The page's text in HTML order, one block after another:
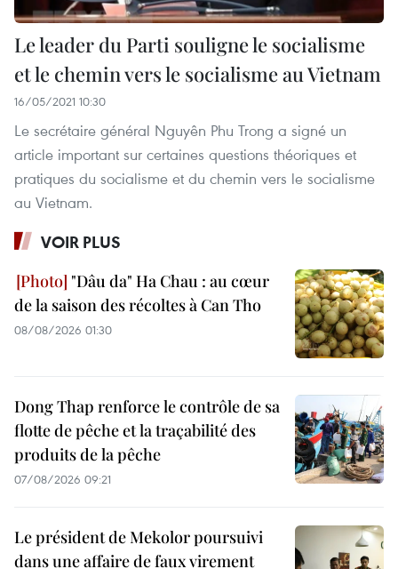
Le leader du Parti souligne le socialisme
et le chemin vers le socialisme au Vietnam
16/05/2021 10:30
Le secrétaire général Nguyên Phu Trong a signé un
article important sur certaines questions théoriques et
pratiques du socialisme et du chemin vers le socialisme
au Vietnam.
VOIR PLUS
"Dâu da" Ha Chau : au cœur
de la saison des récoltes à Can Tho
08/08/2026 01:30
Dong Thap renforce le contrôle de sa
flotte de pêche et la traçabilité des
produits de la pêche
07/08/2026 09:21
Le président de Mekolor poursuivi
dans une affaire de faux virement